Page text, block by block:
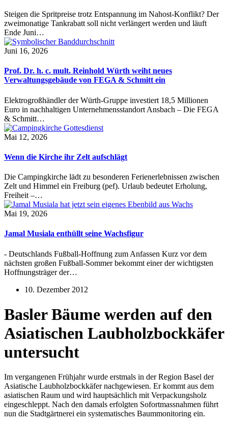
Steigen die Spritpreise trotz Entspannung im Nahost-Konflikt? Der
zweimonatige Tankrabatt soll nicht verlängert werden und läuft
Ende Juni…
Juni 16, 2026
Prof. Dr. h. c. mult. Reinhold Würth weiht neues
Verwaltungsgebäude von FEGA & Schmitt ein
Elektrogroßhändler der Würth-Gruppe investiert 18,5 Millionen
Euro in nachhaltigen Unternehmensstandort Ansbach – Die FEGA
& Schmitt…
Mai 12, 2026
Wenn die Kirche ihr Zelt aufschlägt
Die Campingkirche lädt zu besonderen Ferienerlebnissen zwischen
Zelt und Himmel ein Freiburg (pef). Urlaub bedeutet Erholung,
Freiheit –…
Mai 19, 2026
Jamal Musiala enthüllt seine Wachsfigur
- Deutschlands Fußball-Hoffnung zum Anfassen Kurz vor dem
nächsten großen Fußball-Sommer bekommt einer der wichtigsten
Hoffnungsträger der…
10. Dezember 2012
Basler Bäume werden auf den
Asiatischen Laubholzbockkäfer
untersucht
Im vergangenen Frühjahr wurde erstmals in der Region Basel der
Asiatische Laubholzbockkäfer nachgewiesen. Er kommt aus dem
asiatischen Raum und wird hauptsächlich mit Verpackungsholz
eingeschleppt. Nach den damals erfolgten Sofortmassnahmen führt
nun die Stadtgärtnerei ein systematisches Baummonitoring ein.